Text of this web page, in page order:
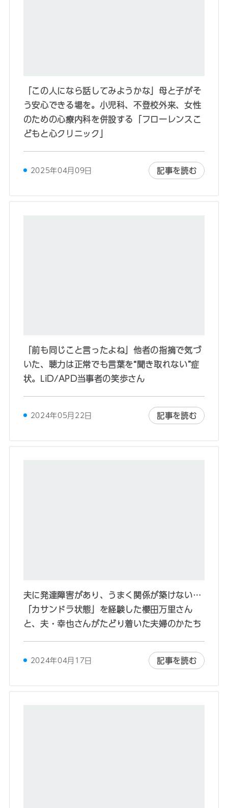
「この人になら話してみようかな」母と子がそ
う安心できる場を。小児科、不登校外来、女性
のための心療内科を併設する「フローレンスこ
どもと心クリニック」
2025年04月09日 記事を読む
「前も同じこと言ったよね」他者の指摘で気づ
いた、聴力は正常でも言葉を“聞き取れない”症
状。LiD/APD当事者の笑歩さん
2024年05月22日 記事を読む
夫に発達障害があり、うまく関係が築けない…
「カサンドラ状態」を経験した櫻田万里さん
と、夫・幸也さんがたどり着いた夫婦のかたち
2024年04月17日 記事を読む